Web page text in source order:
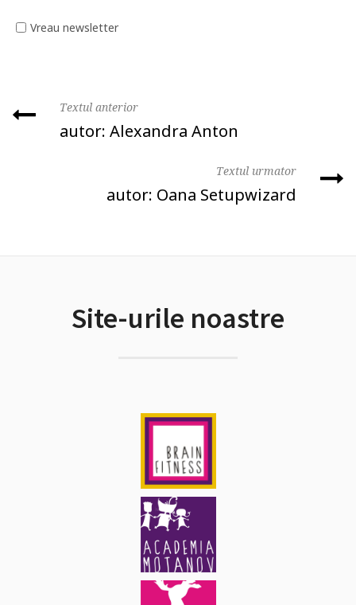
Vreau newsletter
Textul anterior
autor: Alexandra Anton
Textul urmator
autor: Oana Setupwizard
Site-urile noastre